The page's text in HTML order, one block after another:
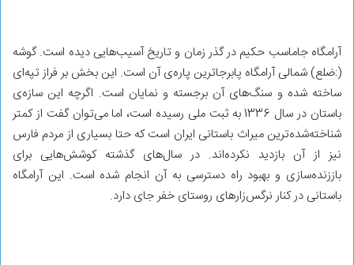
آرامگاه جاماسب حکیم در گذر زمان و تاریخ آسیب‌هایی دیده است. گوشه
(:ضلع) شمالی آرامگاه پابرجاترین پاره‌ی آن است. این بخش بر فراز تپه‌ای
ساخته شده و سنگ‌های آن برجسته و نمایان است. اگرچه این سازه‌ی
باستان در سال 1336 به ثبت ملی رسیده است، اما می‌توان گفت از کمتر
شناخته‌شده‌ترین میراث باستانی ایران است که حتا بسیاری از مردم فارس
نیز از آن بازدید نکرده‌اند. در سال‌های گذشته کوشش‌هایی برای
باززنده‌سازی و بهبود راه دسترسی به آن انجام شده است. این آرامگاه
باستانی در کنار نرگس‌زارهای روستای خفر جای دارد.